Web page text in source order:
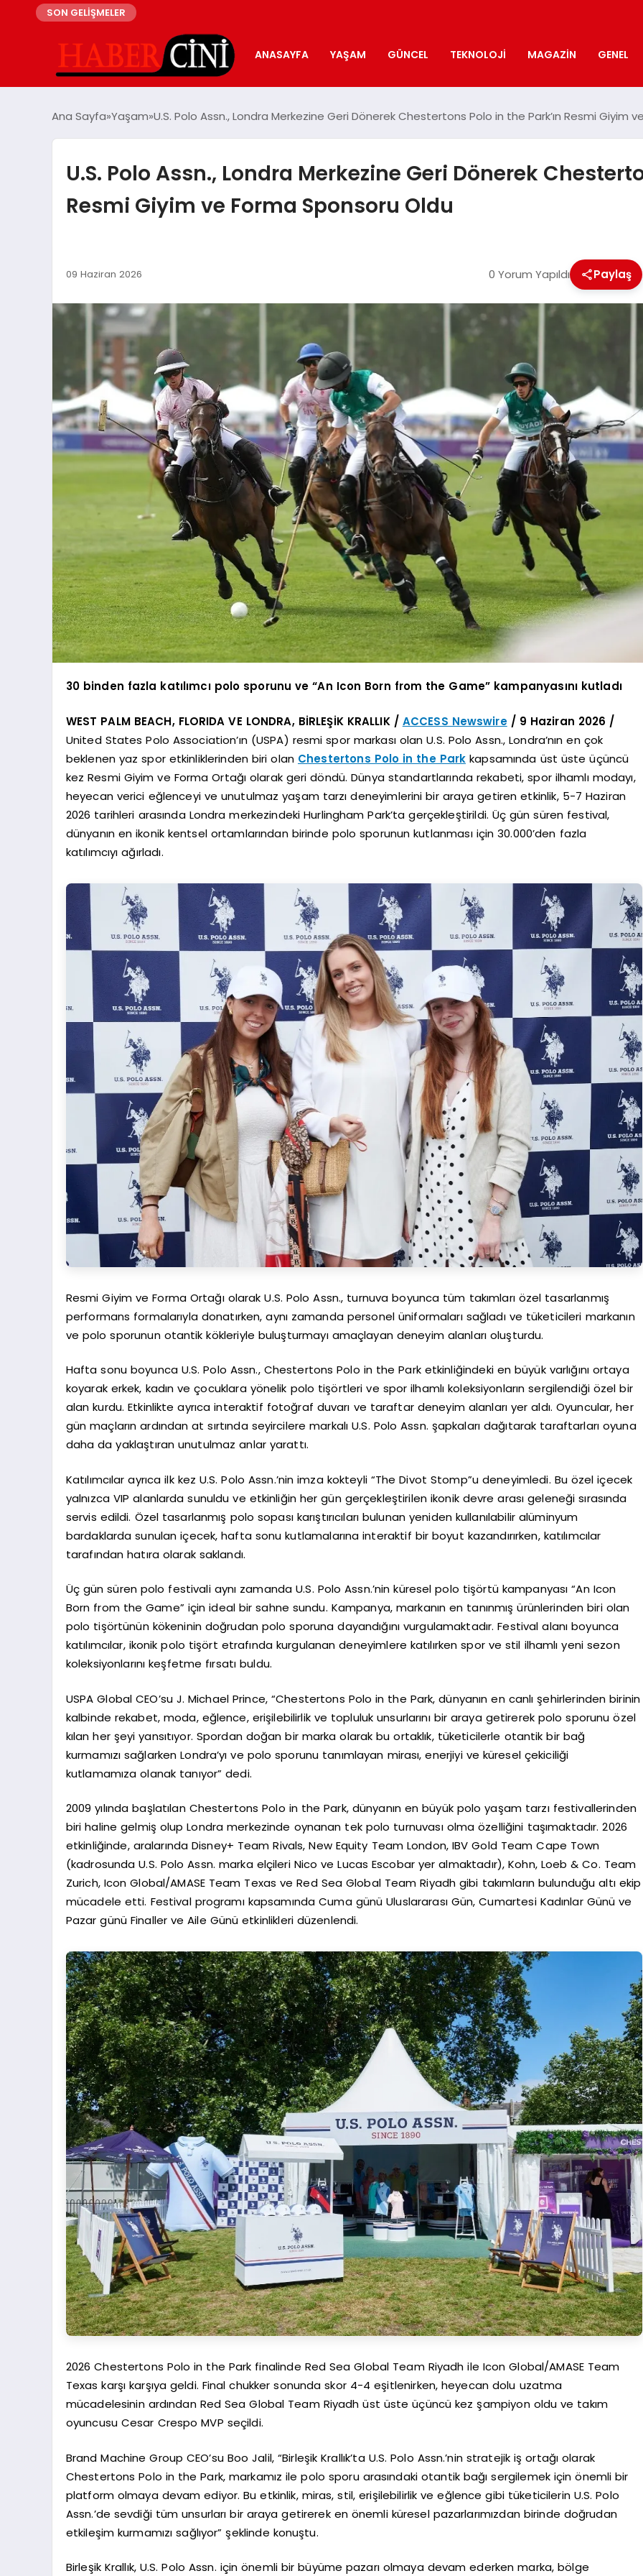
SON GELİŞMELER
ANASAYFA YAŞAM GÜNCEL TEKNOLOJI MAGAZIN GENEL
Ana Sayfa Yaşam U.S. Polo Assn., Londra Merkezine Geri Dönerek Chestertons Polo in the Park’ın Resmi Giyim
U.S. Polo Assn., Londra Merkezine Geri Dönerek
Resmi Giyim ve Forma Sponsoru Oldu
09 Haziran 2026 0 Yorum Yapıldı Paylaş
30 binden fazla katılımcı polo sporunu ve “An Icon Born from the Game” kampanyasını kutladı
WEST PALM BEACH, FLORIDA VE LONDRA, BİRLEŞİK KRALLIK / ACCESS Newswire/ 9 Haziran 2026 /
United States Polo Association’ın (USPA) resmi spor markası olan U.S. Polo Assn., Londra’nın en çok
beklenen yaz spor etkinliklerinden biri olan Chestertons Polo in the Park kapsamında üst üste üçüncü
kez Resmi Giyim ve Forma Ortağı olarak geri döndü. Dünya standartlarında rekabeti, spor ilhamlı modayı,
heyecan verici eğlenceyi ve unutulmaz yaşam tarzı deneyimlerini bir araya getiren etkinlik, 5-7 Haziran
2026 tarihleri arasında Londra merkezindeki Hurlingham Park’ta gerçekleştirildi. Üç gün süren festival,
dünyanın en ikonik kentsel ortamlarından birinde polo sporunun kutlanması için 30.000’den fazla
katılımcıyı ağırladı.
Resmi Giyim ve Forma Ortağı olarak U.S. Polo Assn., turnuva boyunca tüm takımları özel tasarlanmış
performans formalarıyla donatırken, aynı zamanda personel üniformaları sağladı ve tüketicileri markanın
ve polo sporunun otantik kökleriyle buluşturmayı amaçlayan deneyim alanları oluşturdu.
Hafta sonu boyunca U.S. Polo Assn., Chestertons Polo in the Park etkinliğindeki en büyük varlığını ortaya
koyarak erkek, kadın ve çocuklara yönelik polo tişörtleri ve spor ilhamlı koleksiyonların sergilendiği özel bir
alan kurdu. Etkinlikte ayrıca interaktif fotoğraf duvarı ve taraftar deneyim alanları yer aldı. Oyuncular, her
gün maçların ardından at sırtında seyircilere markalı U.S. Polo Assn. şapkaları dağıtarak taraftarları oyuna
daha da yaklaştıran unutulmaz anlar yarattı.
Katılımcılar ayrıca ilk kez U.S. Polo Assn.’nin imza kokteyli “The Divot Stomp”u deneyimledi. Bu özel içecek
yalnızca VIP alanlarda sunuldu ve etkinliğin her gün gerçekleştirilen ikonik devre arası geleneği sırasında
servis edildi. Özel tasarlanmış polo sopası karıştırıcıları bulunan yeniden kullanılabilir alüminyum
bardaklarda sunulan içecek, hafta sonu kutlamalarına interaktif bir boyut kazandırırken, katılımcılar
tarafından hatıra olarak saklandı.
Üç gün süren polo festivali aynı zamanda U.S. Polo Assn.’nin küresel polo tişörtü kampanyası “An Icon
Born from the Game” için ideal bir sahne sundu. Kampanya, markanın en tanınmış ürünlerinden biri olan
polo tişörtünün kökeninin doğrudan polo sporuna dayandığını vurgulamaktadır. Festival alanı boyunca
katılımcılar, ikonik polo tişört etrafında kurgulanan deneyimlere katılırken spor ve stil ilhamlı yeni sezon
koleksiyonlarını keşfetme fırsatı buldu.
USPA Global CEO’su J. Michael Prince, “Chestertons Polo in the Park, dünyanın en canlı şehirlerinden birinin
kalbinde rekabet, moda, eğlence, erişilebilirlik ve topluluk unsurlarını bir araya getirerek polo sporunu özel
kılan her şeyi yansıtıyor. Spordan doğan bir marka olarak bu ortaklık, tüketicilerle otantik bir bağ
kurmamızı sağlarken Londra’yı ve polo sporunu tanımlayan mirası, enerjiyi ve küresel çekiciliği
kutlamamıza olanak tanıyor” dedi.
2009 yılında başlatılan Chestertons Polo in the Park, dünyanın en büyük polo yaşam tarzı festivallerinden
biri haline gelmiş olup Londra merkezinde oynanan tek polo turnuvası olma özelliğini taşımaktadır. 2026
etkinliğinde, aralarında Disney+ Team Rivals, New Equity Team London, IBV Gold Team Cape Town
(kadrosunda U.S. Polo Assn. marka elçileri Nico ve Lucas Escobar yer almaktadır), Kohn, Loeb & Co. Team
Zurich, Icon Global/AMASE Team Texas ve Red Sea Global Team Riyadh gibi takımların bulunduğu altı ekip
mücadele etti. Festival programı kapsamında Cuma günü Uluslararası Gün, Cumartesi Kadınlar Günü ve
Pazar günü Finaller ve Aile Günü etkinlikleri düzenlendi.
2026 Chestertons Polo in the Park finalinde Red Sea Global Team Riyadh ile Icon Global/AMASE Team
Texas karşı karşıya geldi. Final chukker sonunda skor 4-4 eşitlenirken, heyecan dolu uzatma
mücadelesinin ardından Red Sea Global Team Riyadh üst üste üçüncü kez şampiyon oldu ve takım
oyuncusu Cesar Crespo MVP seçildi.
Brand Machine Group CEO’su Boo Jalil, “Birleşik Krallık’ta U.S. Polo Assn.’nin stratejik iş ortağı olarak
Chestertons Polo in the Park, markamız ile polo sporu arasındaki otantik bağı sergilemek için önemli bir
platform olmaya devam ediyor. Bu etkinlik, miras, stil, erişilebilirlik ve eğlence gibi tüketicilerin U.S. Polo
Assn.’de sevdiği tüm unsurları bir araya getirerek en önemli küresel pazarlarımızdan birinde doğrudan
etkileşim kurmamızı sağlıyor” şeklinde konuştu.
Birleşik Krallık, U.S. Polo Assn. için önemli bir büyüme pazarı olmaya devam ederken marka, bölge